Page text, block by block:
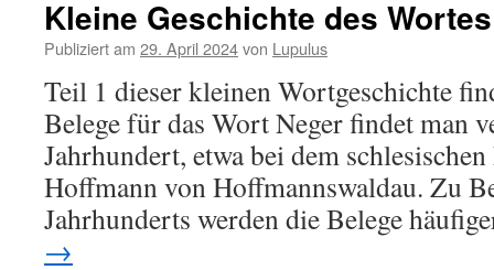
Kleine Geschichte des
Publiziert am 29. April 2024von Lupulus
Teil 1 dieser kleinen Wortgeschichte
Belege für das Wort Neger findet man
Jahrhundert, etwa bei dem
Hoffmann von Hoffmannswaldau. Zu
Jahrhunderts werden die Belege
→